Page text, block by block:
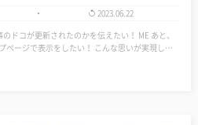
2023.06.22
表示をしたい！ こんな思いが実現した